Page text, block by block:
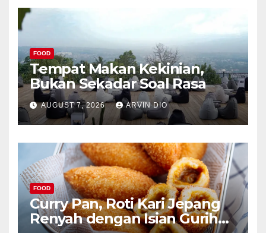
FOOD
Tempat Makan Kekinian,
Bukan Sekadar Soal Rasa
AUGUST 7, 2026 ARVIN DIO
FOOD
Curry Pan, Roti Kari Jepang
Renyah dengan Isian Gurih